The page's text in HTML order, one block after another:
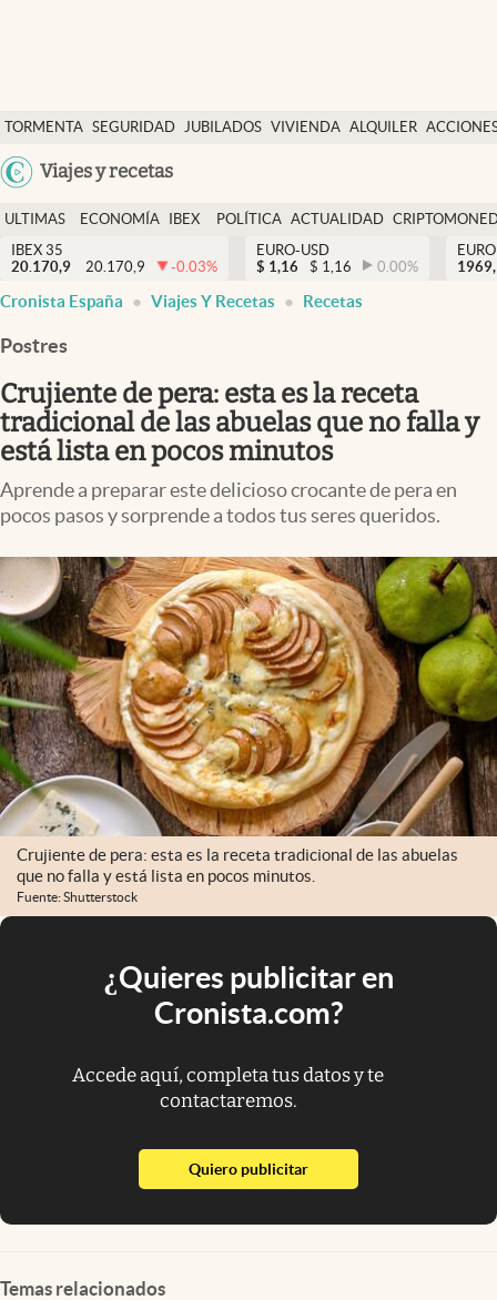
TORMENTA SEGURIDAD JUBILADOS VIVIENDA ALQUILER
Viajes y recetas
Economía y finanzas
Política
Actualidad
Criptomonedas
España
ULTIMAS
NOTICIAS
ECONOMÍA
FINANZAS
IBEX
EURO
POLÍTICA ACTUALIDAD
IBEX 35
20.170,9
20.170,9 -0.03%
EURO-USD
$ 1,16 $ 1,16 0.00%
Cronista España Viajes Y Recetas Recetas
Postres
Crujiente de pera: esta es la receta
tradicional de las abuelas que no falla y
está lista en pocos minutos
Aprende a preparar este delicioso crocante de pera en
pocos pasos y sorprende a todos tus seres queridos.
Crujiente de pera: esta es la receta tradicional de las abuelas
que no falla y está lista en pocos minutos.
Fuente: Shutterstock
¿Quieres publicitar en
Cronista.com?
Accede aquí, completa tus datos y te
contactaremos.
Quiero publicitarabre en nueva pestaña
Temas relacionados